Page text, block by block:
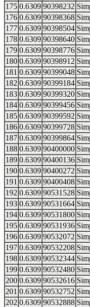
175 0.6309 90398232
176 0.6309 90398368
177 0.6309 90398504
178 0.6309 90398640
179 0.6309 90398776
180 0.6309 90398912
181 0.6309 90399048
182 0.6309 90399184
183 0.6309 90399320
184 0.6309 90399456
185 0.6309 90399592
186 0.6309 90399728
187 0.6309 90399864
188 0.6309 90400000
189 0.6309 90400136
190 0.6309 90400272
191 0.6309 90400408
192 0.6309 90531528
193 0.6309 90531664
194 0.6309 90531800
195 0.6309 90531936
196 0.6309 90532072
197 0.6309 90532208
198 0.6309 90532344
199 0.6309 90532480
200 0.6309 90532616
201 0.6309 90532752
202 0.6309 90532888